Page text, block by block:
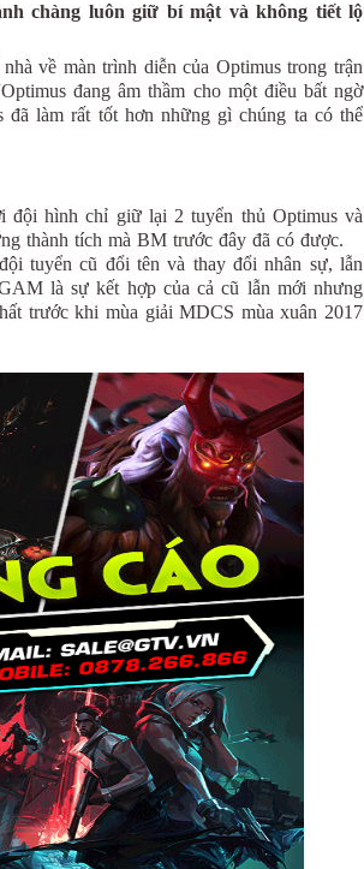
chàng luôn giữ bí mật và không tiết lộ
về màn trình diễn của Optimus trong trận
đang âm thầm cho một điều bất ngờ
đã làm rất tốt hơn những gì chúng ta có thể
đội hình chỉ giữ lại 2 tuyển thủ Optimus và
thành tích mà BM trước đây đã có được.
tuyển cũ đổi tên và thay đổi nhân sự, lẫn
là sự kết hợp của cả cũ lẫn mới nhưng
trước khi mùa giải MDCS mùa xuân 2017